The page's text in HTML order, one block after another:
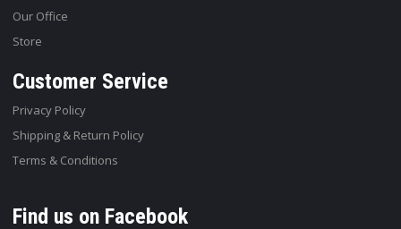
Our Office
Store
Customer Service
Privacy Policy
Shipping & Return Policy
Terms & Conditions
Find us on Facebook